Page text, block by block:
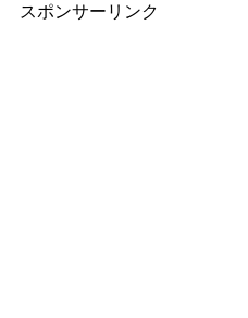
スポンサーリンク